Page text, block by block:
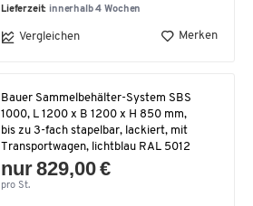
Lieferzeit: innerhalb 4 Wochen
Vergleichen Merken
Bauer Sammelbehälter-System SBS
1000, L 1200 x B 1200 x H 850 mm,
bis zu 3-fach stapelbar, lackiert, mit
Transportwagen, lichtblau RAL 5012
nur 829,00 €
pro St.